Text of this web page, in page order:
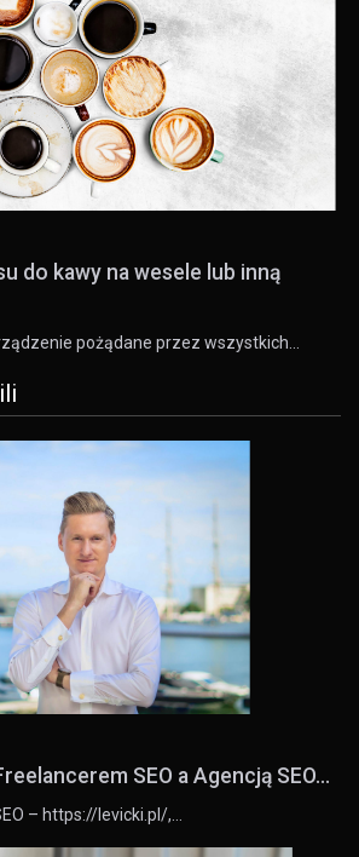
do kawy na wesele lub inną
pożądane przez wszystkich…
SEO a Agencją SEO...
– https://levicki.pl/,…